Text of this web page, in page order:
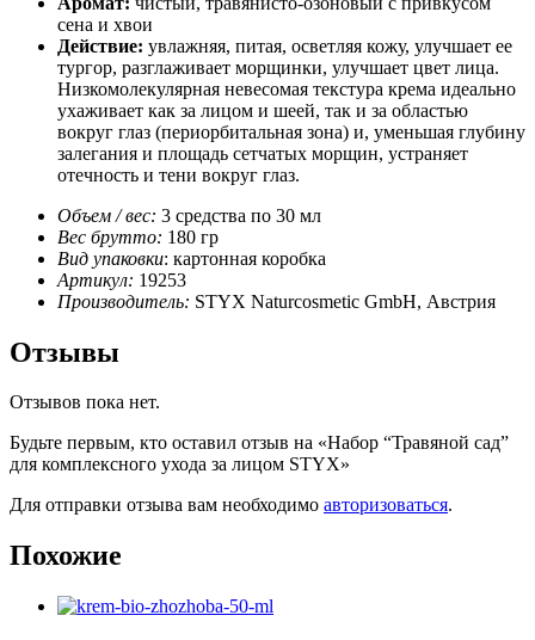
сена и хвои
Действие: увлажняя, питая, осветляя кожу, улучшает ее
тургор, разглаживает морщинки, улучшает цвет лица.
Низкомолекулярная невесомая текстура крема идеально
ухаживает как за лицом и шеей, так и за областью
вокруг глаз (периорбитальная зона) и, уменьшая глубину
залегания и площадь сетчатых морщин, устраняет
отечность и тени вокруг глаз.
Объем / вес: 3 средства по 30 мл
Вес брутто: 180 гр
Вид упаковки: картонная коробка
Артикул: 19253
Производитель: STYX Naturcosmetic GmbH, Австрия
Отзывы
Отзывов пока нет.
Будьте первым, кто оставил отзыв на «Набор “Травяной сад”
для комплексного ухода за лицом STYX»
Для отправки отзыва вам необходимо авторизоваться.
Похожие